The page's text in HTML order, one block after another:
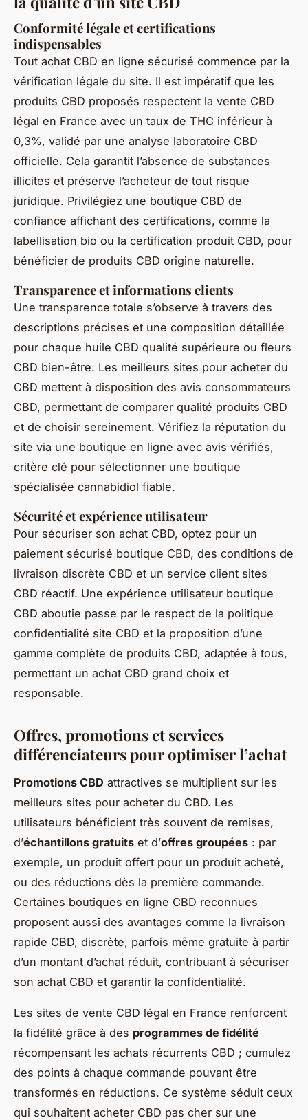
Conformité légale et certifications
indispensables
Tout achat CBD en ligne sécurisé commence par la
vérification légale du site. Il est impératif que les
produits CBD proposés respectent la vente CBD
légal en France avec un taux de THC inférieur à
0,3%, validé par une analyse laboratoire CBD
officielle. Cela garantit l’absence de substances
illicites et préserve l’acheteur de tout risque
juridique. Privilégiez une boutique CBD de
confiance affichant des certifications, comme la
labellisation bio ou la certification produit CBD, pour
bénéficier de produits CBD origine naturelle.
Transparence et informations clients
Une transparence totale s’observe à travers des
descriptions précises et une composition détaillée
pour chaque huile CBD qualité supérieure ou fleurs
CBD bien-être. Les meilleurs sites pour acheter du
CBD mettent à disposition des avis consommateurs
CBD, permettant de comparer qualité produits CBD
et de choisir sereinement. Vérifiez la réputation du
site via une boutique en ligne avec avis vérifiés,
critère clé pour sélectionner une boutique
spécialisée cannabidiol fiable.
Sécurité et expérience utilisateur
Pour sécuriser son achat CBD, optez pour un
paiement sécurisé boutique CBD, des conditions de
livraison discrète CBD et un service client sites
CBD réactif. Une expérience utilisateur boutique
CBD aboutie passe par le respect de la politique
confidentialité site CBD et la proposition d’une
gamme complète de produits CBD, adaptée à tous,
permettant un achat CBD grand choix et
responsable.
Offres, promotions et services
différenciateurs pour optimiser l’achat
Promotions CBD attractives se multiplient sur les
meilleurs sites pour acheter du CBD. Les
utilisateurs bénéficient très souvent de remises,
d’échantillons gratuits et d’offres groupées : par
exemple, un produit offert pour un produit acheté,
ou des réductions dès la première commande.
Certaines boutiques en ligne CBD reconnues
proposent aussi des avantages comme la livraison
rapide CBD, discrète, parfois même gratuite à partir
d’un montant d’achat réduit, contribuant à sécuriser
son achat CBD et garantir la confidentialité.
Les sites de vente CBD légal en France renforcent
la fidélité grâce à des programmes de fidélité
récompensant les achats récurrents CBD ; cumulez
des points à chaque commande pouvant être
transformés en réductions. Ce système séduit ceux
qui souhaitent acheter CBD pas cher sur une